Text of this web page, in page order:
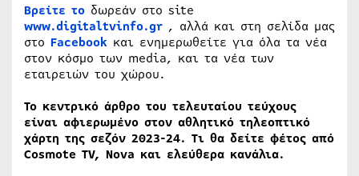
Βρείτε το δωρεάν στο site
www.digitaltvinfo.gr , αλλά και στη σελίδα μας
στο Facebook και ενημερωθείτε για όλα τα νέα
στον κόσμο των media, και τα νέα των
εταιρειών του χώρου.
Το κεντρικό άρθρο του τελευταίου τεύχους
είναι αφιερωμένο στον αθλητικό τηλεοπτικό
χάρτη της σεζόν 2023-24. Τι θα δείτε φέτος από
Cosmote TV, Nova και ελεύθερα κανάλια.